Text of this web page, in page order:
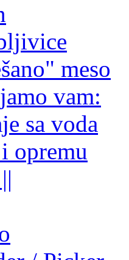
meso
vam:
sa voda
opremu